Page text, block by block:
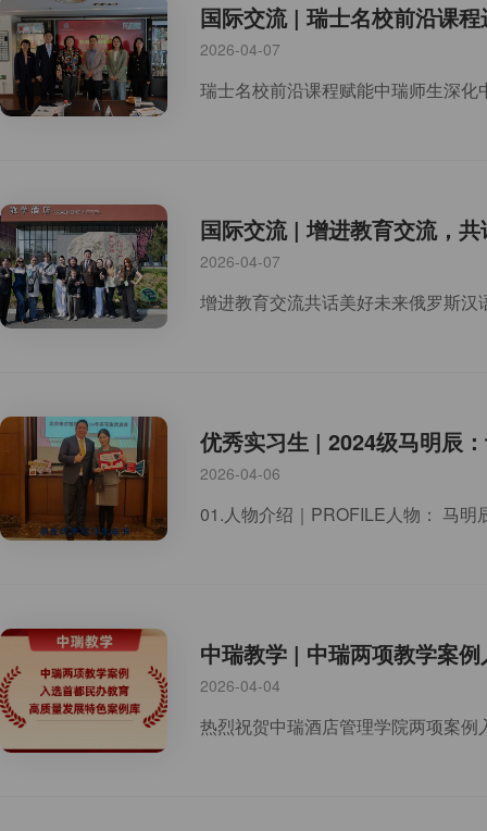
国际交流 | 瑞士名校前沿课
2026-04-07
国际交流 | 增进教育交流，
2026-04-07
优秀实习生 | 2024级马明辰
2026-04-06
中瑞教学 | 中瑞两项教学案
2026-04-04